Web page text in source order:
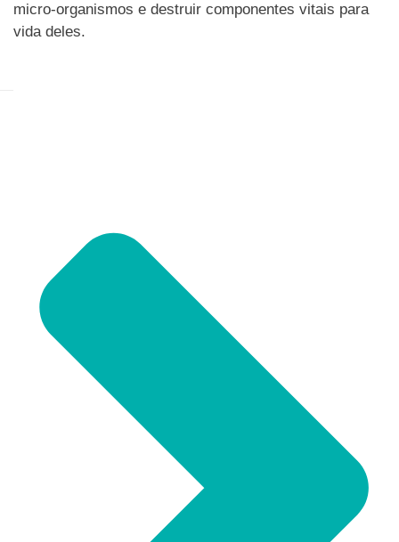
micro-organismos e destruir componentes vitais para
vida deles.